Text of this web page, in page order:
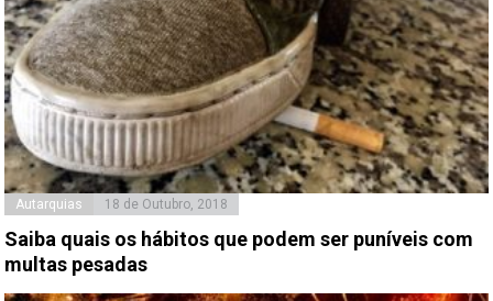
Autarquias 18 de Outubro, 2018
Saiba quais os hábitos que podem ser puníveis com
multas pesadas